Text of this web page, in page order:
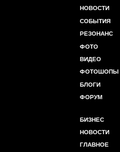
НОВОСТИ
СОБЫТИЯ
РЕЗОНАНС
ФОТО
ВИДЕО
ФОТОШОПЫ
БЛОГИ
ФОРУМ
БИЗНЕС
НОВОСТИ
ГЛАВНОЕ